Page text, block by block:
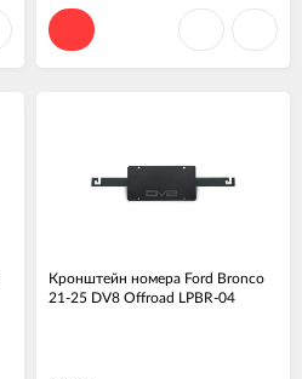
Кронштейн номера Ford Bronco
21-25 DV8 Offroad LPBR-04